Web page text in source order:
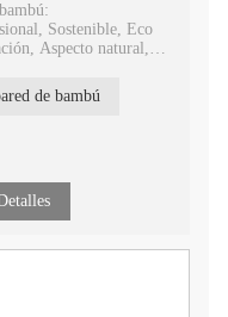
Sostenible, Eco
Aspecto natural,
pared de bambú:
rayones, producción en
de bambú